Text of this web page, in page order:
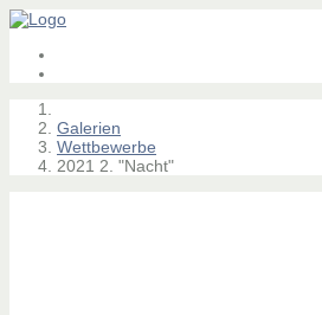
Galerien
Wettbewerbe
2021 2. "Nacht"